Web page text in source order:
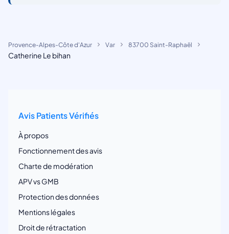
Provence-Alpes-Côte d'Azur Var 83700 Saint-Raphaël
Catherine Le bihan
Avis Patients Vérifiés
À propos
Fonctionnement des avis
Charte de modération
APV vs GMB
Protection des données
Mentions légales
Droit de rétractation